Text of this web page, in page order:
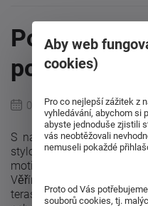
Polštáře
postel a
09.02.2023
S našimidekoračními
stylový. Vybrat si můžete
motivů našich
Věříme, že rozzáříte s
terase, balkonu, v
Aby web
cookies)
Pro co nejlepší zážitek z
vyhledávání, abychom si
abyste jednoduše zjistili
vás neobtěžovali
nemuseli pokaždé
Proto od Vás
souborů cookies, tj.